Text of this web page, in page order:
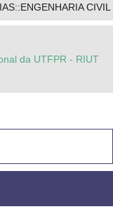
CIVIL
da UTFPR - RIUT